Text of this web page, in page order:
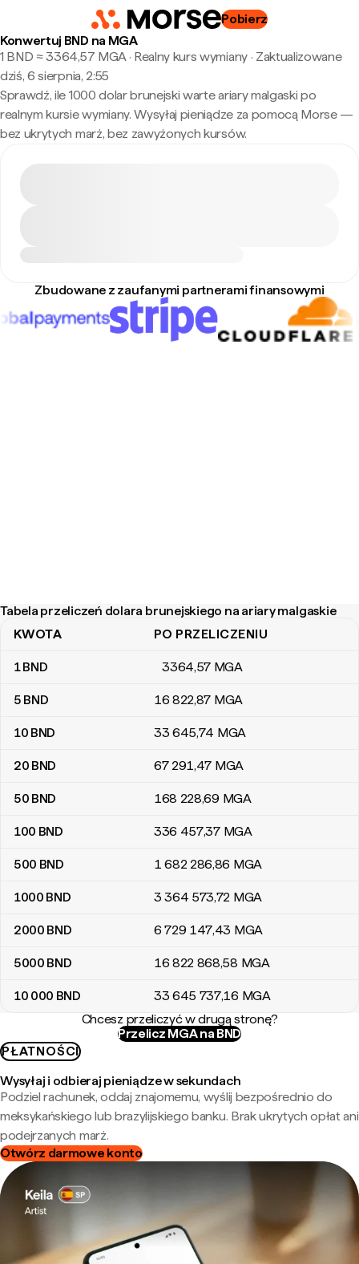
Pobierz
Konwertuj BND na MGA
1 BND ≈ 3364,57 MGA · Realny kurs wymiany· Zaktualizowane
dziś, 6 sierpnia, 2:55
Sprawdź, ile 1000 dolar brunejski warte ariary malgaski po
realnym kursie wymiany. Wysyłaj pieniądze za pomocą Morse —
bez ukrytych marż, bez zawyżonych kursów.
Zbudowane z zaufanymi partnerami finansowymi
Tabela przeliczeń dolara brunejskiego na ariary malgaskie
Tabela przeliczeń dolara brunejskiego na ariary malgaskie
KWOTA PO PRZELICZENIU
1BND 3364,57 MGA
5 BND 16 822,87 MGA
10 BND 33 645,74 MGA
20 BND 67 291,47 MGA
50 BND 168 228,69 MGA
100 BND 336 457,37 MGA
500 BND 1 682 286,86 MGA
1000 BND 3 364 573,72 MGA
2000 BND 6 729 147,43 MGA
5000 BND 16 822 868,58 MGA
10 000 BND 33 645 737,16 MGA
Chcesz przeliczyć w drugą stronę?
Przelicz MGA na BND
PŁATNOŚCI
Wysyłaj i odbieraj pieniądze w sekundach
Podziel rachunek, oddaj znajomemu, wyślij bezpośrednio do
meksykańskiego lub brazylijskiego banku. Brak ukrytych opłat ani
podejrzanych marż.
Otwórz darmowe konto